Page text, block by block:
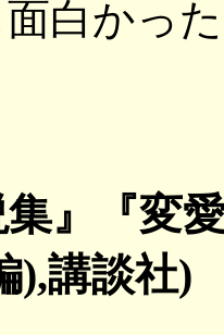
白かっ
集』『
),講談社)